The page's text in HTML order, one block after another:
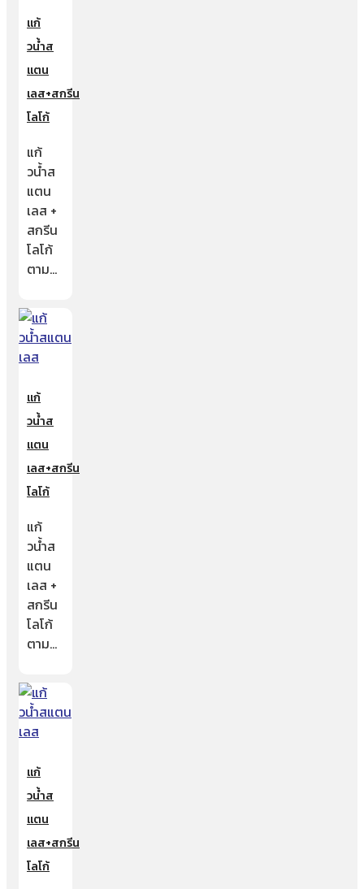
แก้
วน้ำส
แตน
เลส+สกรีน
โลโก้
แก้
วน้ำส
แตน
เลส +
สกรีน
โลโก้
ตาม…
แก้
วน้ำส
แตน
เลส+สกรีน
โลโก้
แก้
วน้ำส
แตน
เลส +
สกรีน
โลโก้
ตาม…
แก้
วน้ำส
แตน
เลส+สกรีน
โลโก้